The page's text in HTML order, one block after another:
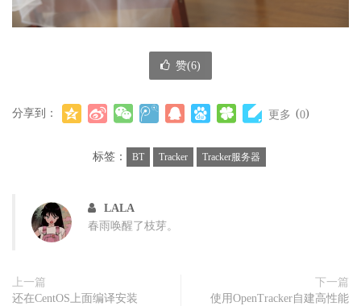
赞(6)
分享到： 更多 (0)
标签： BT Tracker Tracker服务器
LALA
春雨唤醒了枝芽。
上一篇
还在CentOS上面编译安装
下一篇
使用OpenTracker自建高性能